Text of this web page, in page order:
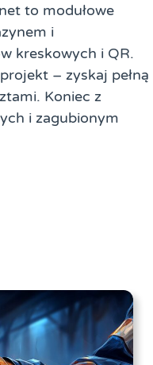
to modułowe
i
kreskowych i QR.
– zyskaj pełną
Koniec z
i zagubionym